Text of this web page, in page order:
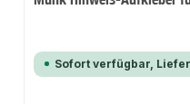
Sofort verfügbar,